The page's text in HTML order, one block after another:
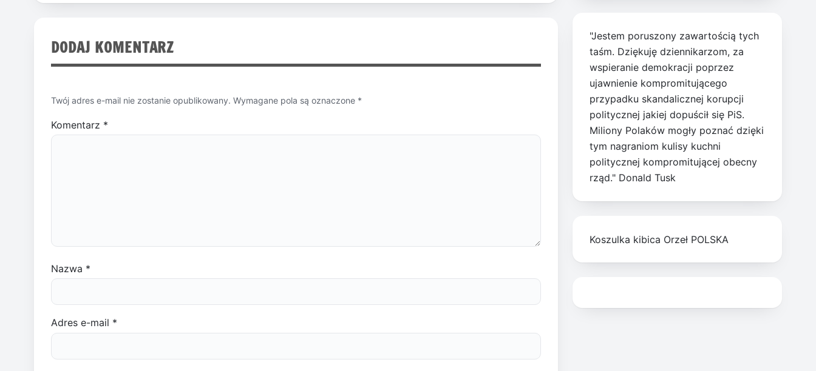
DODAJ KOMENTARZ
Twój adres e-mail nie zostanie opublikowany. Wymagane pola są oznaczone *
Komentarz *
Nazwa *
Adres e-mail *
"Jestem poruszony zawartością tych
taśm. Dziękuję dziennikarzom, za
wspieranie demokracji poprzez
ujawnienie kompromitującego
przypadku skandalicznej korupcji
politycznej jakiej dopuścił się PiS.
Miliony Polaków mogły poznać dzięki
tym nagraniom kulisy kuchni
politycznej kompromitującej obecny
rząd." Donald Tusk
Koszulka kibica Orzeł POLSKA